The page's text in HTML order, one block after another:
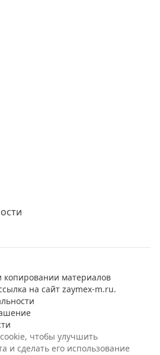
материалов
на сайт zaymex-m.ru.
чтобы улучшить
и сделать его использование